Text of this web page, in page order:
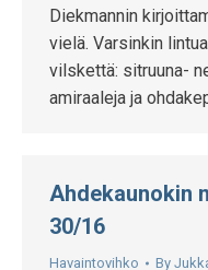
Diekmannin
vielä. Varsinkin
vilskettä: sitruuna-
amiraaleja ja
Ahdekaunokin
30/16
Havaintovihko By